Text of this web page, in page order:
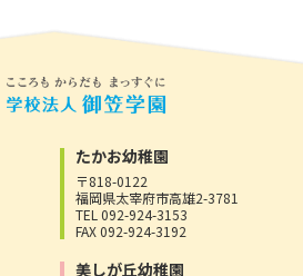
たかお幼稚園
〒818-0122
福岡県太宰府市高雄2-3781
TEL 092-924-3153
FAX 092-924-3192
美しが丘幼稚園